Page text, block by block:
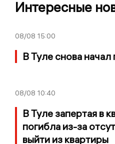
Интересные
08/08 15:00
В Туле снова
08/08 10:40
В Туле запертая в
погибла из-за
выйти из квартиры